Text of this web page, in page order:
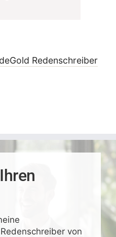
Reden­schreiber
von